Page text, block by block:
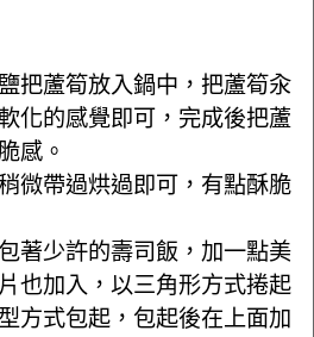
把蘆筍放入鍋中，把蘆筍汆
化的感覺即可，完成後把蘆
感。
微帶過烘過即可，有點酥脆
著少許的壽司飯，加一點美
也加入，以三角形方式捲起
方式包起，包起後在上面加